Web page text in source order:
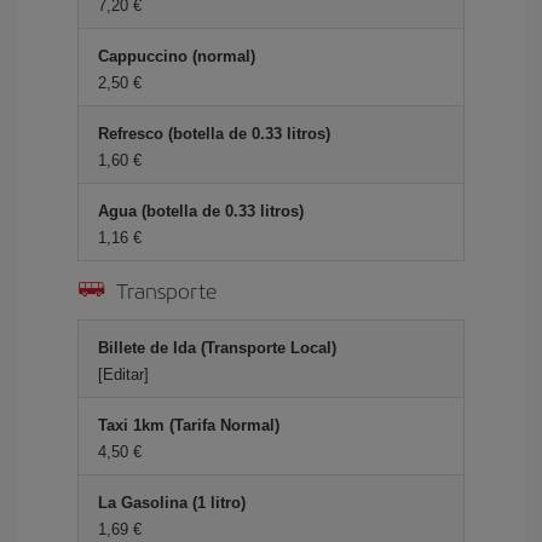
7,20 €
Cappuccino (normal)
2,50 €
Refresco (botella de 0.33 litros)
1,60 €
Agua (botella de 0.33 litros)
1,16 €
Transporte
Billete de Ida (Transporte Local)
[Editar]
Taxi 1km (Tarifa Normal)
4,50 €
La Gasolina (1 litro)
1,69 €